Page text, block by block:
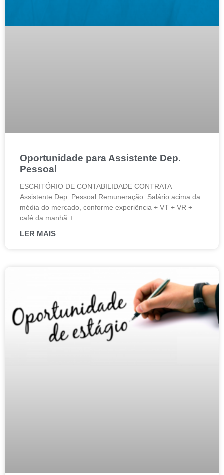
Oportunidade para Assistente Dep.
Pessoal
ESCRITÓRIO DE CONTABILIDADE CONTRATA
Assistente Dep. Pessoal Remuneração: Salário acima da
média do mercado, conforme experiência + VT + VR +
café da manhã +
LER MAIS